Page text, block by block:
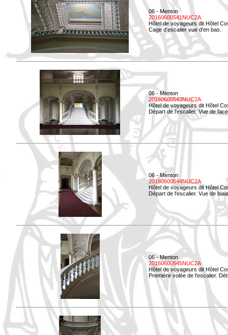
06 - Menton
20160600541NUC2A
Hôtel de voyageurs dit Hôtel
Cage d'escalier vue d'en bas.
06 - Menton
20160600543NUC2A
Hôtel de voyageurs dit Hôtel
Départ de l'escalier. Vue de
06 - Menton
20160600544NUC2A
Hôtel de voyageurs dit Hôtel
Départ de l'escalier. Vue de
06 - Menton
20160600545NUC2A
Hôtel de voyageurs dit Hôtel
Première volée de l'escalier.